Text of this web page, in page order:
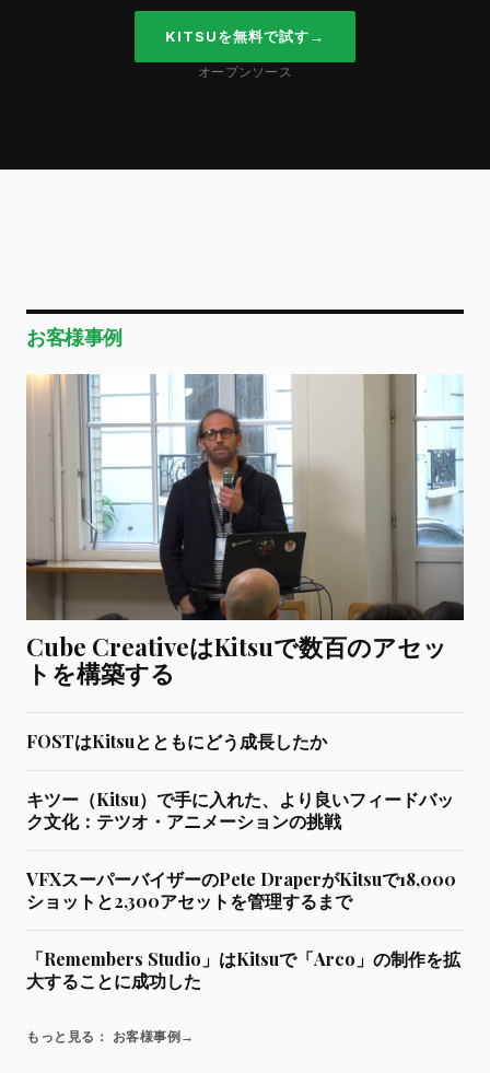
KITSUを無料で試す→
オープンソース
お客様事例
Cube CreativeはKitsuで数百のアセッ
トを構築する
FOSTはKitsuとともにどう成長したか
キツー（Kitsu）で手に入れた、より良いフィードバッ
ク文化：テツオ・アニメーションの挑戦
VFXスーパーバイザーのPete DraperがKitsuで18,000
ショットと2,300アセットを管理するまで
「Remembers Studio」はKitsuで「Arco」の制作を拡
大することに成功した
もっと見る： お客様事例→